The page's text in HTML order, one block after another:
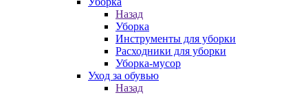
Назад
Уборка
Инструменты для уборки
Расходники для уборки
Уборка-мусор
Уход за обувью
Назад